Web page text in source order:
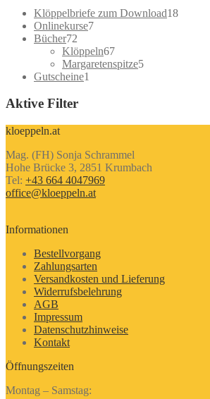
Klöppelbriefe zum Download1818
Onlinekurse77
Bücher72
Produkte
Klöppeln6767
Produkte
Margaretenspitze55
Gutscheine1
Aktive Filter
kloeppeln.at
Mag. (FH) Sonja Schrammel
Hohe Brücke 3, 2851 Krumbach
Tel: +43 664 4047969
office@kloeppeln.at
Informationen
Bestellvorgang
Zahlungsarten
Versandkosten und Lieferung
Widerrufsbelehrung
AGB
Impressum
Datenschutzhinweise
Kontakt
Öffnungszeiten
Montag – Samstag: